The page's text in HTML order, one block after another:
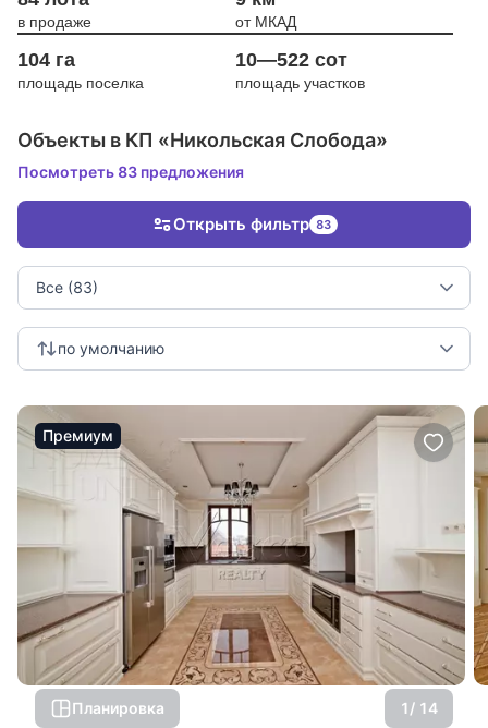
в продаже от МКАД
104 га
площадь поселка
10—522 сот
площадь участков
Объекты в КП «Никольская Слобода»
Посмотреть 83 предложения
Все (83)
по умолчанию
Открыть фильтр 83
Премиум
Планировка 1/ 14